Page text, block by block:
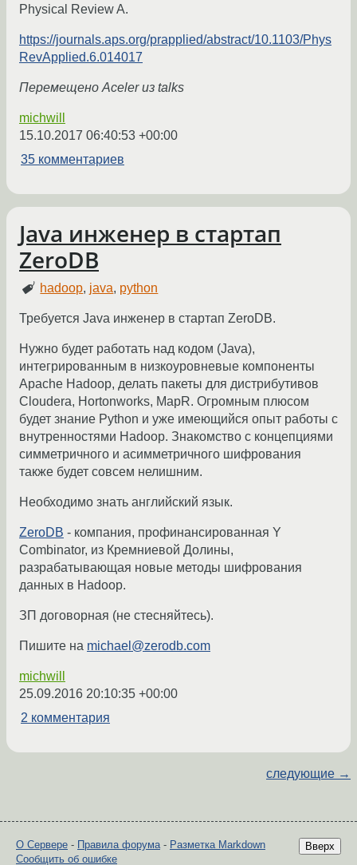
Physical Review A.
https://journals.aps.org/prapplied/abstract/10.1103/Phys
RevApplied.6.014017
Перемещено Aceler из talks
michwill
15.10.2017 06:40:53 +00:00
35 комментариев
Java инженер в стартап
ZeroDB
hadoop, java, python
Требуется Java инженер в стартап ZeroDB.
Нужно будет работать над кодом (Java),
интегрированным в низкоуровневые компоненты
Apache Hadoop, делать пакеты для дистрибутивов
Cloudera, Hortonworks, MapR. Огромным плюсом
будет знание Python и уже имеющийся опыт работы с
внутренностями Hadoop. Знакомство с концепциями
симметричного и асимметричного шифрования
также будет совсем нелишним.
Необходимо знать английский язык.
ZeroDB - компания, профинансированная Y
Combinator, из Кремниевой Долины,
разрабатывающая новые методы шифрования
данных в Hadoop.
ЗП договорная (не стесняйтесь).
Пишите на michael@zerodb.com
michwill
25.09.2016 20:10:35 +00:00
2 комментария
следующие →
Вверх
О Сервере - Правила форума- Разметка Markdown
Сообщить об ошибке